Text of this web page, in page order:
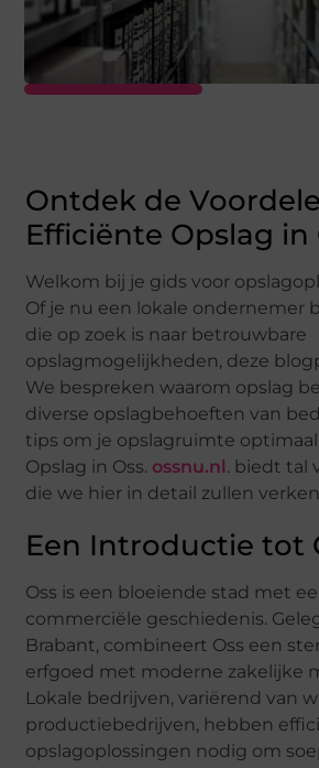
Ontdek de
Efficiënte Opslag in
Welkom bij je gids voor
Of je nu een lokale ondernemer
die op zoek is naar betrouwbare
opslagmogelijkheden, deze
We bespreken waarom opslag
diverse opslagbehoeften van
tips om je opslagruimte
Opslag in Oss. ossnu.nl . biedt tal
die we hier in detail zullen
Een Introductie tot
Oss is een bloeiende stad met
commerciële geschiedenis.
Brabant, combineert Oss een
erfgoed met moderne zakelijke
Lokale bedrijven, variërend van
productiebedrijven, hebben
opslagoplossingen nodig om